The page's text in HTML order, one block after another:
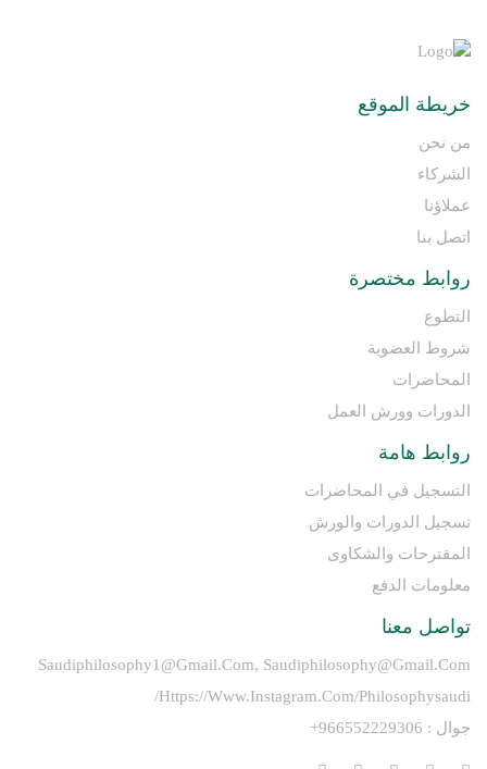
خريطة الموقع
من نحن
الشركاء
عملاؤنا
اتصل بنا
روابط مختصرة
التطوع
شروط العضوية
المحاضرات
الدورات وورش العمل
روابط هامة
التسجيل في المحاضرات
تسجيل الدورات والورش
المقترحات والشكاوى
معلومات الدفع
تواصل معنا
Saudiphilosophy1@gmail.com, Saudiphilosophy@gmail.com
Https://www.instagram.com/philosophysaudi/
جوال : 966552229306+